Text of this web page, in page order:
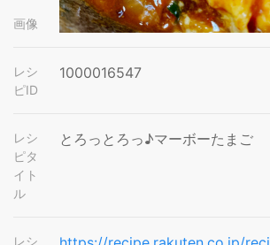
画像
レシ
ピID
1000016547
レシ
ピタ
イト
ル
とろっとろっ♪マーボーたまご
レシ